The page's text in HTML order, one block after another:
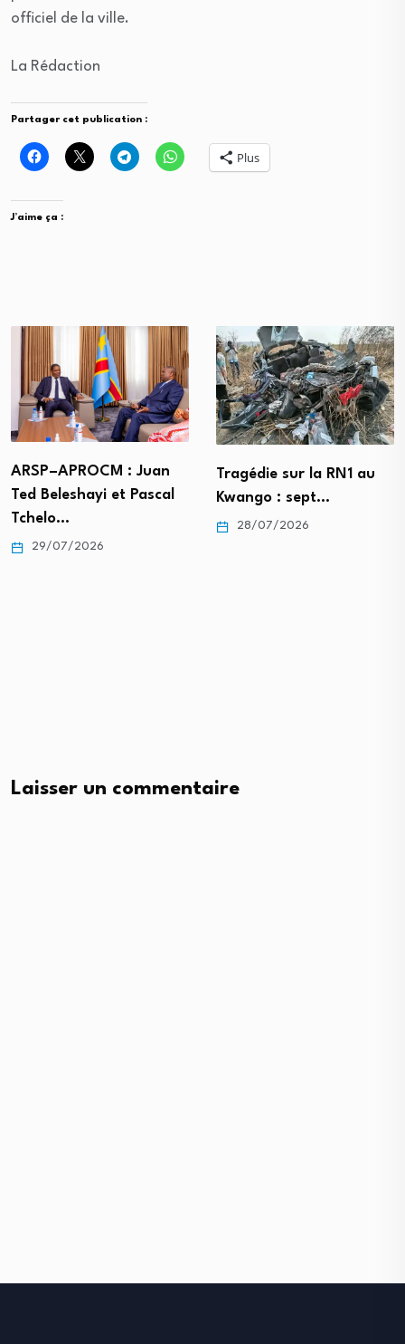
officiel de la ville.
La Rédaction
Partager cet publication :
Plus
J’aime ça :
ARSP–APROCM : Juan
Ted Beleshayi et Pascal
Tchelo…
29/07/2026
Tragédie sur la RN1 au
Kwango : sept…
28/07/2026
Laisser un commentaire